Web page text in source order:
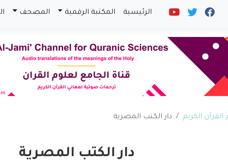
الرئيسية المكتبة الرقمية المصحف
القرآن الكريم دار الكتب المصرية
دار الكتب المصرية